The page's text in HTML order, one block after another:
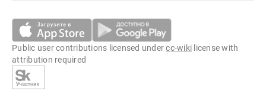
Public user contributions licensed undercc-wiki license with
attribution required